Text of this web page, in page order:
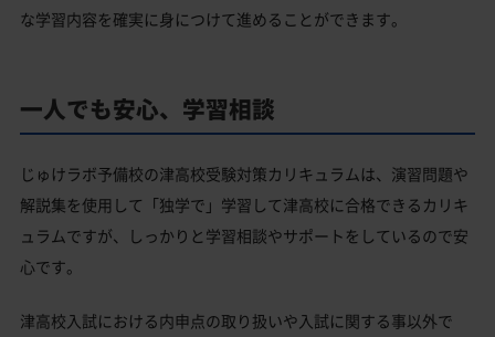
な学習内容を確実に身につけて進めることができます。
一人でも安心、学習相談
じゅけラボ予備校の津高校受験対策カリキュラムは、演習問題や
解説集を使用して「独学で」学習して津高校に合格できるカリキ
ュラムですが、しっかりと学習相談やサポートをしているので安
心です。
津高校入試における内申点の取り扱いや入試に関する事以外で